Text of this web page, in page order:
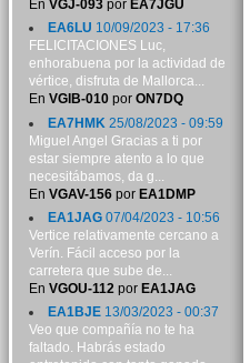
En VGJ-093por EA7JGU
EA6LU 10/09/2023 - 17:36
FELICITACIONES Luc,
enhorabuena por la actividad de
vértice, disfruta de Mallorca...
En VGIB-010por ON7DQ
EA7HMK 25/08/2023 - 09:59
Miguel Angel Gracias a ti por
estar siempre atento a lo que
necesitábamos, da g...
En VGAV-156por EA1DMP
EA1JAG07/04/2023 - 10:56
Vertice relativamente cercano a
Verín. Fácil acceso por la
carretera que sube de...
En VGOU-112por EA1JAG
EA1BJE13/03/2023 - 00:37
Veo que compañía no te ha
faltado. Habrás estado